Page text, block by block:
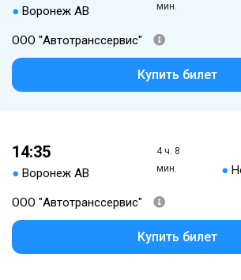
● Воронеж АВ
мин.
ООО "Автотранссервис"
Купить билет
14:35
● Воронеж АВ
4 ч. 8
мин.
●
ООО "Автотранссервис"
Купить билет